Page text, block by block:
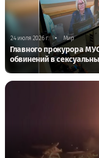
24 июля 2026 г. • Мир
Главного прокурора
обвинений в